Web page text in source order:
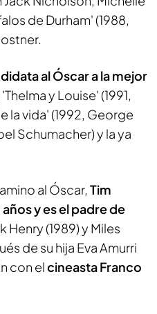
de Durham' (1988,
al Óscar a la mejor
'Thelma y Louise' (1991,
la vida' (1992, George
Schumacher) y la ya
al Óscar, Tim
y es el padre de
Henry (1989) y Miles
de su hija Eva Amurri
con elcineasta Franco